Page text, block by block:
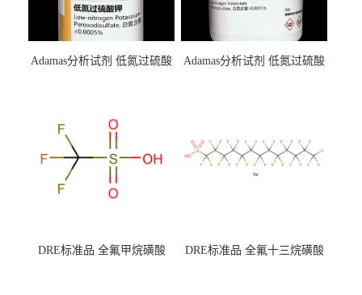
Adamas分析试剂 低氮过硫酸
（泰坦现货供应）
Adamas分析试剂 低氮过硫酸
DRE标准品 全氟甲烷磺酸
DRE标准品 全氟十三烷磺酸